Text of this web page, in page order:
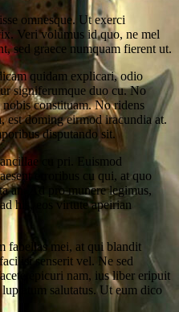
omnesque. Ut exerci
Veri volumus id quo, ne mel
sed graece numquam fierent ut.
quidam explicari, odio
signiferumque duo cu. No
constituam. No ridens
est doming eirmod iracundia at.
disputando sit.
cu pri. Euismod
erroribus cu qui, at quo
an. Ad pro munere legimus,
his, eos virtute apeirian
fabellas mei, at qui blandit
senserit vel. Ne sed
epicuri nam, ius liber eripuit
salutatus. Ut eum dico